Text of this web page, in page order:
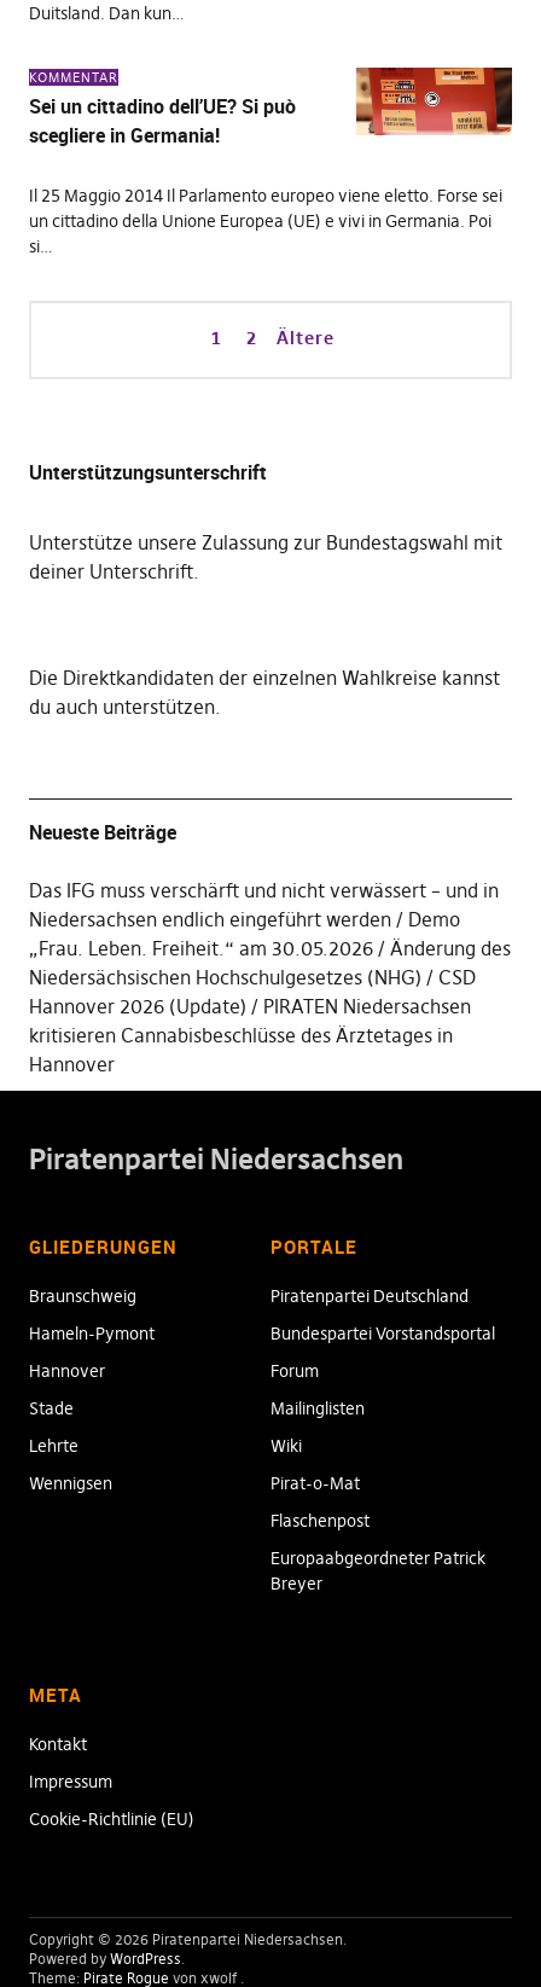
Duitsland. Dan kun…
KOMMENTAR
Sei un cittadino dell’UE? Si può
scegliere in Germania!
Il 25 Maggio 2014 Il Parlamento europeo viene eletto. Forse sei
un cittadino della Unione Europea (UE) e vivi in Germania. Poi
si…
1 2 Ältere
Unterstützungsunterschrift
Unterstütze unsere Zulassung zur Bundestagswahl mit
deiner Unterschrift.
Die Direktkandidaten der einzelnen Wahlkreise kannst
du auch unterstützen.
Neueste Beiträge
Das IFG muss verschärft und nicht verwässert – und in
Niedersachsen endlich eingeführt werden
Demo
„Frau. Leben. Freiheit.“ am 30.05.2026
Änderung des
Niedersächsischen Hochschulgesetzes (NHG)
CSD
Hannover 2026 (Update)
PIRATEN Niedersachsen
kritisieren Cannabisbeschlüsse des Ärztetages in
Hannover
Piratenpartei Niedersachsen
GLIEDERUNGEN
Braunschweig
Hameln-Pymont
Hannover
Stade
Lehrte
Wennigsen
PORTALE
Piratenpartei Deutschland
Bundespartei Vorstandsportal
Forum
Mailinglisten
Wiki
Pirat-o-Mat
Flaschenpost
Europaabgeordneter Patrick
Breyer
META
Kontakt
Impressum
Cookie-Richtlinie (EU)
Copyright © 2026 Piratenpartei Niedersachsen
Powered by WordPress
Theme: Pirate Rogue von xwolf